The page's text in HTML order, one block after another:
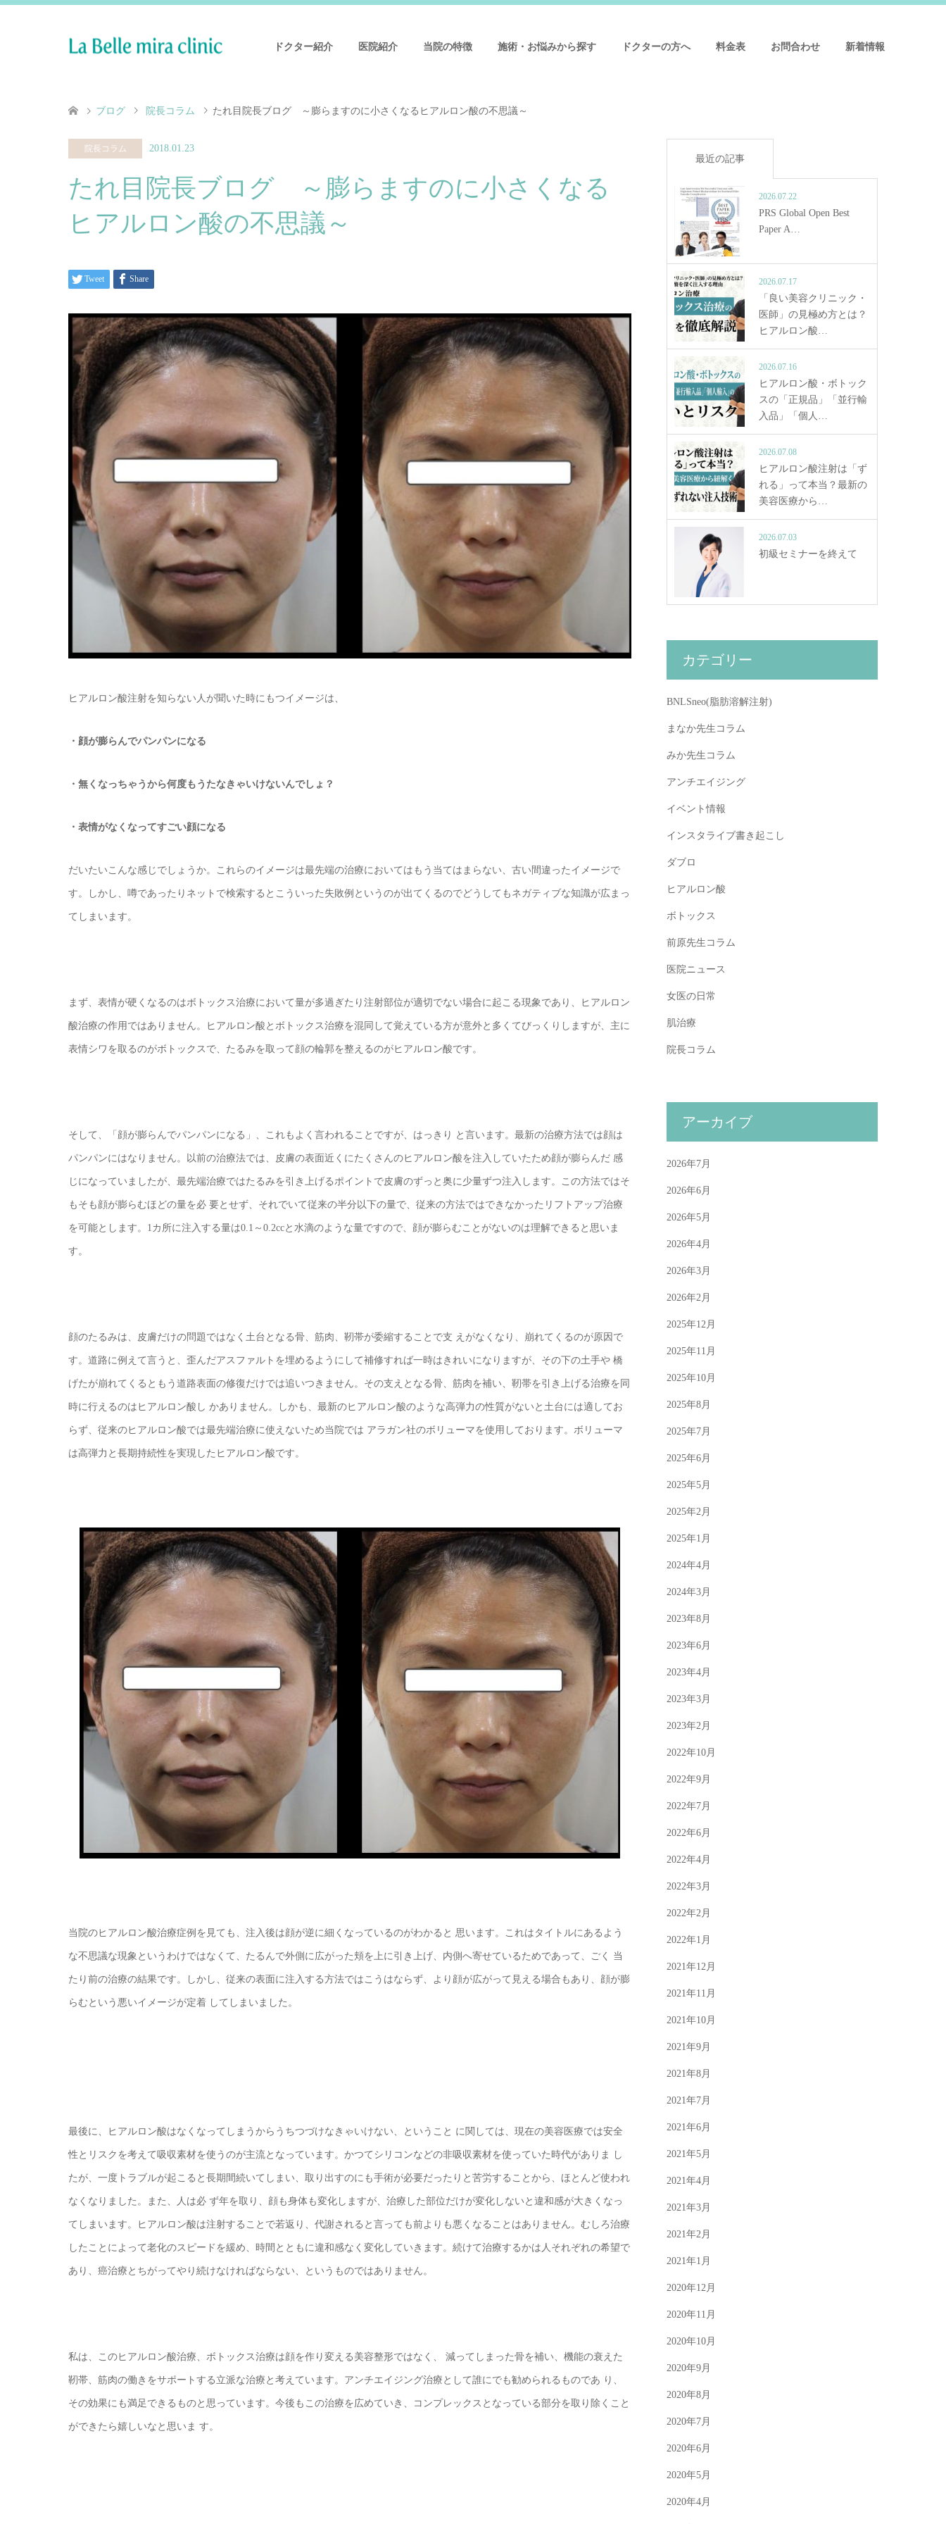
ドクター紹介 医院紹介 当院の特徴 施術・お悩みから探す ドクターの方へ 料金表 お問合わせ 新着情報
ブログ 院長コラム たれ目院長ブログ ～膨らますのに小さくなるヒアルロン酸の不思議～
院長コラム 2018.01.23
たれ目院長ブログ ～膨らますのに小さくなる
ヒアルロン酸の不思議～
Tweet Share
ヒアルロン酸注射を知らない人が聞いた時にもつイメージは、
・顔が膨らんでパンパンになる
・無くなっちゃうから何度もうたなきゃいけないんでしょ？
・表情がなくなってすごい顔になる
だいたいこんな感じでしょうか。これらのイメージは最先端の治療においてはもう当てはまらない、古い間違ったイメージで
す。しかし、噂であったりネットで検索するとこういった失敗例というのが出てくるのでどうしてもネガティブな知識が広まっ
てしまいます。
まず、表情が硬くなるのはボトックス治療において量が多過ぎたり注射部位が適切でない場合に起こる現象であり、ヒアルロン
酸治療の作用ではありません。ヒアルロン酸とボトックス治療を混同して覚えている方が意外と多くてびっくりしますが、主に
表情シワを取るのがボトックスで、たるみを取って顔の輪郭を整えるのがヒアルロン酸です。
そして、「顔が膨らんでパンパンになる」、これもよく言われることですが、はっきり と言います。最新の治療方法では顔は
パンパンにはなりません。以前の治療法では、皮膚の表面近くにたくさんのヒアルロン酸を注入していたため顔が膨らんだ 感
じになっていましたが、最先端治療ではたるみを引き上げるポイントで皮膚のずっと奥に少量ずつ注入します。この方法ではそ
もそも顔が膨らむほどの量を必 要とせず、それでいて従来の半分以下の量で、従来の方法ではできなかったリフトアップ治療
を可能とします。1カ所に注入する量は0.1～0.2ccと水滴のような量ですので、顔が膨らむことがないのは理解できると思いま
す。
顔のたるみは、皮膚だけの問題ではなく土台となる骨、筋肉、靭帯が委縮することで支 えがなくなり、崩れてくるのが原因で
す。道路に例えて言うと、歪んだアスファルトを埋めるようにして補修すれば一時はきれいになりますが、その下の土手や 橋
げたが崩れてくるともう道路表面の修復だけでは追いつきません。その支えとなる骨、筋肉を補い、靭帯を引き上げる治療を同
時に行えるのはヒアルロン酸し かありません。しかも、最新のヒアルロン酸のような高弾力の性質がないと土台には適してお
らず、従来のヒアルロン酸では最先端治療に使えないため当院では アラガン社のボリューマを使用しております。ボリューマ
は高弾力と長期持続性を実現したヒアルロン酸です。
当院のヒアルロン酸治療症例を見ても、注入後は顔が逆に細くなっているのがわかると 思います。これはタイトルにあるよう
な不思議な現象というわけではなくて、たるんで外側に広がった頬を上に引き上げ、内側へ寄せているためであって、ごく 当
たり前の治療の結果です。しかし、従来の表面に注入する方法ではこうはならず、より顔が広がって見える場合もあり、顔が膨
らむという悪いイメージが定着 してしまいました。
最後に、ヒアルロン酸はなくなってしまうからうちつづけなきゃいけない、ということ に関しては、現在の美容医療では安全
性とリスクを考えて吸収素材を使うのが主流となっています。かつてシリコンなどの非吸収素材を使っていた時代がありま し
たが、一度トラブルが起こると長期間続いてしまい、取り出すのにも手術が必要だったりと苦労することから、ほとんど使われ
なくなりました。また、人は必 ず年を取り、顔も身体も変化しますが、治療した部位だけが変化しないと違和感が大きくなっ
てしまいます。ヒアルロン酸は注射することで若返り、代謝されると言っても前よりも悪くなることはありません。むしろ治療
したことによって老化のスピードを緩め、時間とともに違和感なく変化していきます。続けて治療するかは人それぞれの希望で
あり、癌治療とちがってやり続けなければならない、というものではありません。
私は、このヒアルロン酸治療、ボトックス治療は顔を作り変える美容整形ではなく、 減ってしまった骨を補い、機能の衰えた
靭帯、筋肉の働きをサポートする立派な治療と考えています。アンチエイジング治療として誰にでも勧められるものであ り、
その効果にも満足できるものと思っています。今後もこの治療を広めていき、コンプレックスとなっている部分を取り除くこと
ができたら嬉しいなと思いま す。
最近の記事
2026.07.22
PRS Global Open Best
Paper A…
2026.07.17
「良い美容クリニック・
医師」の見極め方とは？
ヒアルロン酸…
2026.07.16
ヒアルロン酸・ボトック
スの「正規品」「並行輸
入品」「個人…
2026.07.08
ヒアルロン酸注射は「ず
れる」って本当？最新の
美容医療から…
2026.07.03
初級セミナーを終えて
カテゴリー
BNLSneo(脂肪溶解注射)
まなか先生コラム
みか先生コラム
アンチエイジング
イベント情報
インスタライブ書き起こし
ダブロ
ヒアルロン酸
ボトックス
前原先生コラム
医院ニュース
女医の日常
肌治療
院長コラム
アーカイブ
2026年7月
2026年6月
2026年5月
2026年4月
2026年3月
2026年2月
2025年12月
2025年11月
2025年10月
2025年8月
2025年7月
2025年6月
2025年5月
2025年2月
2025年1月
2024年4月
2024年3月
2023年8月
2023年6月
2023年4月
2023年3月
2023年2月
2022年10月
2022年9月
2022年7月
2022年6月
2022年4月
2022年3月
2022年2月
2022年1月
2021年12月
2021年11月
2021年10月
2021年9月
2021年8月
2021年7月
2021年6月
2021年5月
2021年4月
2021年3月
2021年2月
2021年1月
2020年12月
2020年11月
2020年10月
2020年9月
2020年8月
2020年7月
2020年6月
2020年5月
2020年4月